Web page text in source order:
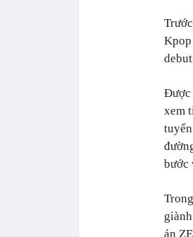
Kpop
Được
xem
bước
án